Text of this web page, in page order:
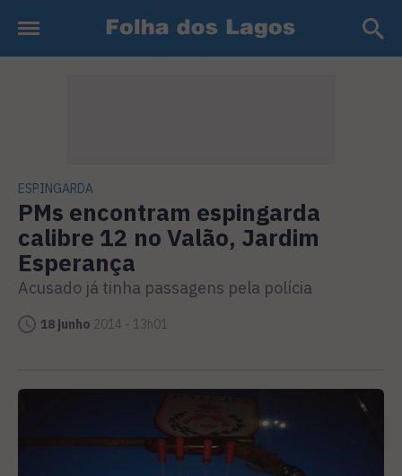
ESPINGARDA
PMs encontram espingarda
calibre 12 no Valão, Jardim
Esperança
Acusado já tinha passagens pela polícia
18 junho 2014 - 13h01